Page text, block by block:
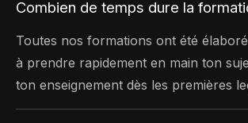
Combien de temps dure la
Toutes nos formations ont été
à prendre rapidement en main ton
ton enseignement dès les premières